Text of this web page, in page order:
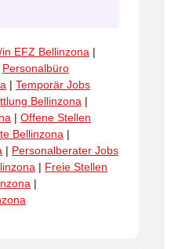
EFZ Bellinzona |
Personalbüro
| Temporär Jobs
Bellinzona |
| Offene Stellen
Bellinzona |
| Personalberater Jobs
| Freie Stellen
|